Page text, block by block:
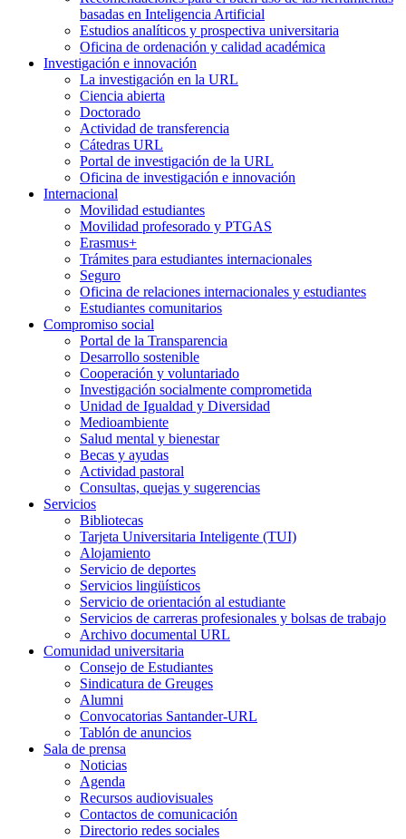
basadas en Inteligencia Artificial
Estudios analíticos y prospectiva universitaria
Oficina de ordenación y calidad académica
Investigación e innovación
La investigación en la URL
Ciencia abierta
Doctorado
Actividad de transferencia
Cátedras URL
Portal de investigación de la URL
Oficina de investigación e innovación
Internacional
Movilidad estudiantes
Movilidad profesorado y PTGAS
Erasmus+
Trámites para estudiantes internacionales
Seguro
Oficina de relaciones internacionales y estudiantes
Estudiantes comunitarios
Compromiso social
Portal de la Transparencia
Desarrollo sostenible
Cooperación y voluntariado
Investigación socialmente comprometida
Unidad de Igualdad y Diversidad
Medioambiente
Salud mental y bienestar
Becas y ayudas
Actividad pastoral
Consultas, quejas y sugerencias
Servicios
Bibliotecas
Tarjeta Universitaria Inteligente (TUI)
Alojamiento
Servicio de deportes
Servicios lingüísticos
Servicio de orientación al estudiante
Servicios de carreras profesionales y bolsas de trabajo
Archivo documental URL
Comunidad universitaria
Consejo de Estudiantes
Sindicatura de Greuges
Alumni
Convocatorias Santander-URL
Tablón de anuncios
Sala de prensa
Noticias
Agenda
Recursos audiovisuales
Contactos de comunicación
Directorio redes sociales